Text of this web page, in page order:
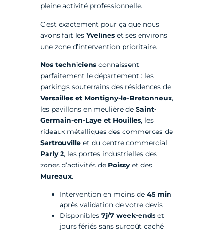
pleine activité professionnelle.
C’est exactement pour ça que nous
avons fait les Yvelineset ses environs
une zone d’intervention prioritaire.
Nos techniciensconnaissent
parfaitement le département : les
parkings souterrains des résidences de
Versailles et Montigny-le-Bretonneux,
les pavillons en meulière de Saint-
Germain-en-Laye et Houilles, les
rideaux métalliques des commerces de
Sartrouvilleet du centre commercial
Parly 2, les portes industrielles des
zones d’activités de Poissyet des
Mureaux.
Intervention en moins de 45 min
après validation de votre devis
Disponibles7j/7 week-endset
jours fériés sans surcoût caché